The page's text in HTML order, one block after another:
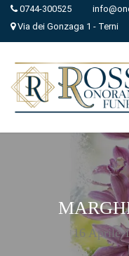
0744-300525
Via dei Gonzaga 1 - Terni
16 Aprile